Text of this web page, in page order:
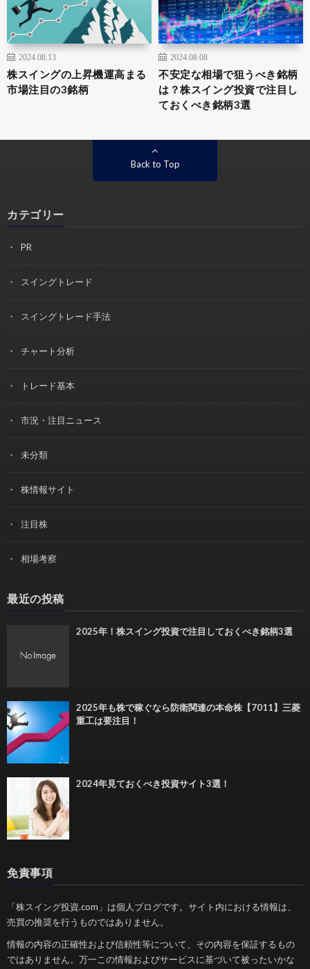
2024.08.13
株スイングの上昇機運高まる
市場注目の3銘柄
2024.08.08
不安定な相場で狙うべき銘柄
は？株スイング投資で注目し
ておくべき銘柄3選
Back to Top
カテゴリー
PR
スイングトレード
スイングトレード手法
チャート分析
トレード基本
市況・注目ニュース
未分類
株情報サイト
注目株
相場考察
最近の投稿
2025年！株スイング投資で注目しておくべき銘柄3選
2025年も株で稼ぐなら防衛関連の本命株【7011】三菱
重工は要注目！
2024年見ておくべき投資サイト3選！
免責事項
「株スイング投資.com」は個人ブログです。サイト内における情報は、
売買の推奨を行うものではありません。
情報の内容の正確性および信頼性等について、その内容を保証するもの
ではありません。万一この情報およびサービスに基づいて被ったいかな